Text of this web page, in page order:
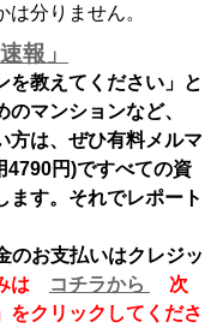
分りません。
報」
を教えてください」と
マンションなど、
方は、ぜひ有料メルマ
4790円)ですべての資
ます。それでレポート
のお支払いはクレジッ
は コチラから
次
をクリックしてくださ